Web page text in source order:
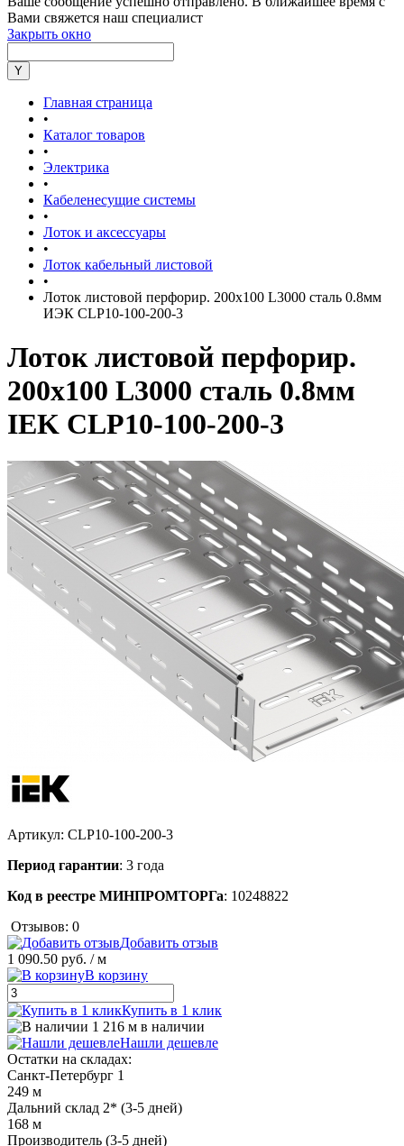
Вами свяжется наш специалист
Закрыть окно
Главная страница
•
Каталог товаров
•
Электрика
•
Кабеленесущие системы
•
Лоток и аксессуары
•
Лоток кабельный листовой
•
Лоток листовой перфорир. 200х100 L3000 сталь 0.8мм
ИЭК CLP10-100-200-3
Лоток листовой перфорир.
200х100 L3000 сталь 0.8мм
IEK CLP10-100-200-3
Артикул: CLP10-100-200-3
Период гарантии: 3 года
Код в реестре МИНПРОМТОРГа: 10248822
Отзывов: 0
Добавить отзыв
1 090.50 руб. / м
В корзину
Купить в 1 клик
1 216 м в наличии
Нашли дешевле
Остатки на складах:
Санкт-Петербург 1
249 м
Дальний склад 2* (3-5 дней)
168 м
Производитель (3-5 дней)